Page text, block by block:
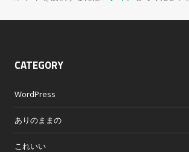
CATEGORY
WordPress
ありのままの
これいい